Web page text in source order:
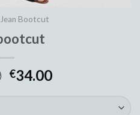
Jean Bootcut
€34.00